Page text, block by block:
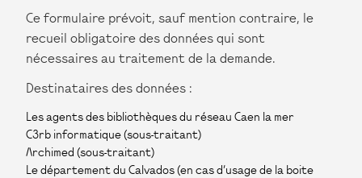
Ce formulaire prévoit, sauf mention contraire, le
recueil obligatoire des données qui sont
nécessaires au traitement de la demande.
Destinataires des données :
Les agents des bibliothèques du réseau Caen la mer
C3rb informatique (sous-traitant)
Archimed (sous-traitant)
Le département du Calvados (en cas d’usage de la boite